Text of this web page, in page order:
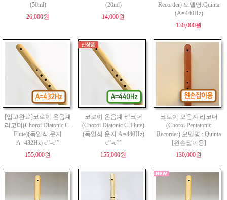
(50ml)
26,000원
(20ml)
14,000원
Recorder) 모델명:Quinta
(A=440Hz)
130,000원
[입고완료]코로이 온음계
리코더(Choroi Diatonic C-
Flute)(독일식 운지
A=432Hz) c’’-c’’’
155,000원
코로이 온음계 리코더
(Choroi Diatonic C-Flute)
(독일식 운지 A=440Hz)
c’’-c’’’
155,000원
코로이 오음계 리코더
(Choroi Pentatonic
Recorder) 모델명 : Quinta
[왼손잡이용]
130,000원